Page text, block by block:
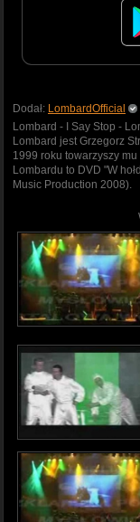
Dodał: LombardOfficial
Lombard - I Say Stop -
Lombard jest Grzegorz
1999 roku towarzyszy
Lombardu to DVD "W
Music Production 2008).